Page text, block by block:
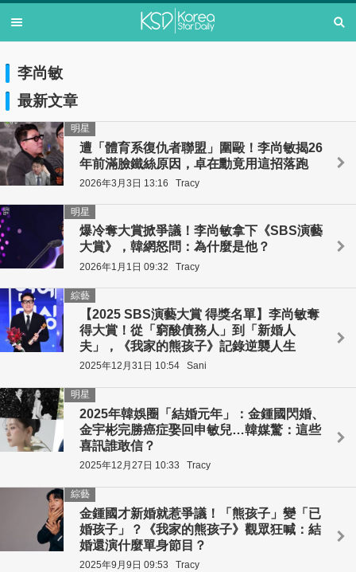
李尚敏
最新文章
遭「體育系復仇者聯盟」圍毆！李尚敏揭26
年前滿臉鐵絲原因，卓在勳竟用這招落跑
明星
2026年3月3日 13:16 Tracy
爆冷奪大賞掀爭議！李尚敏拿下《SBS演藝
大賞》，韓網怒問：為什麼是他？
明星
2026年1月1日 09:32 Tracy
【2025 SBS演藝大賞 得獎名單】李尚敏奪
得大賞！從「窮酸債務人」到「新婚人
夫」，《我家的熊孩子》記錄逆襲人生
綜藝
2025年12月31日 10:54 Sani
2025年韓娛圈「結婚元年」：金鍾國閃婚、
金宇彬完勝癌症娶回申敏兒…韓媒驚：這些
喜訊誰敢信？
明星
2025年12月27日 10:33 Tracy
金鍾國才新婚就惹爭議！「熊孩子」變「已
婚孩子」？《我家的熊孩子》觀眾狂喊：結
婚還演什麼單身節目？
綜藝
2025年9月9日 09:53 Tracy